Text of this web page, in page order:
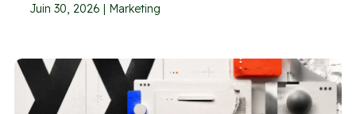
Juin 30, 2026 | Marketing